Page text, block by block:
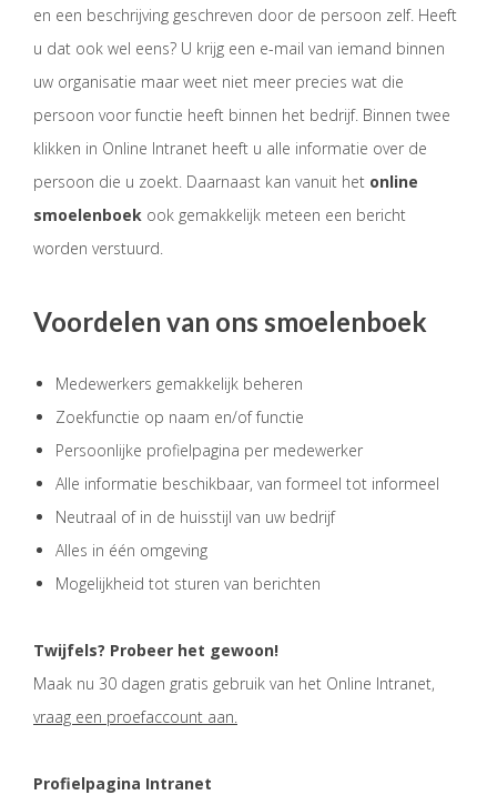
en een beschrijving geschreven door de persoon zelf. Heeft
u dat ook wel eens? U krijg een e-mail van iemand binnen
uw organisatie maar weet niet meer precies wat die
persoon voor functie heeft binnen het bedrijf. Binnen twee
klikken in Online Intranet heeft u alle informatie over de
persoon die u zoekt. Daarnaast kan vanuit het online
smoelenboek ook gemakkelijk meteen een bericht
worden verstuurd.
Voordelen van ons smoelenboek
Medewerkers gemakkelijk beheren
​Zoekfunctie op naam en/of functie
Persoonlijke profielpagina per medewerker
Alle informatie beschikbaar, van formeel tot informeel
Neutraal of in de huisstijl van uw bedrijf
Alles in één omgeving
Mogelijkheid tot sturen van berichten
Twijfels? Probeer het gewoon!
Maak nu 30 dagen gratis gebruik van het Online Intranet,
vraag een proefaccount aan.
Profielpagina Intranet